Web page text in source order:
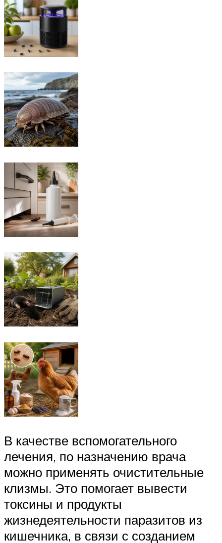
В качестве вспомогательного
лечения, по назначению врача
можно применять очистительные
клизмы. Это помогает вывести
токсины и продукты
жизнедеятельности паразитов из
кишечника, в связи с созданием